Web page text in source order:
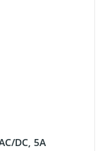
DC, 5A